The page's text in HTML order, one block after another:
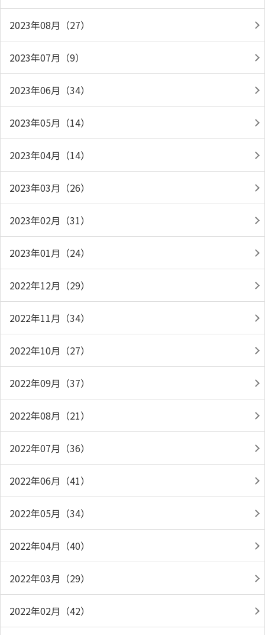
2023年08月（27）
2023年07月（9）
2023年06月（34）
2023年05月（14）
2023年04月（14）
2023年03月（26）
2023年02月（31）
2023年01月（24）
2022年12月（29）
2022年11月（34）
2022年10月（27）
2022年09月（37）
2022年08月（21）
2022年07月（36）
2022年06月（41）
2022年05月（34）
2022年04月（40）
2022年03月（29）
2022年02月（42）